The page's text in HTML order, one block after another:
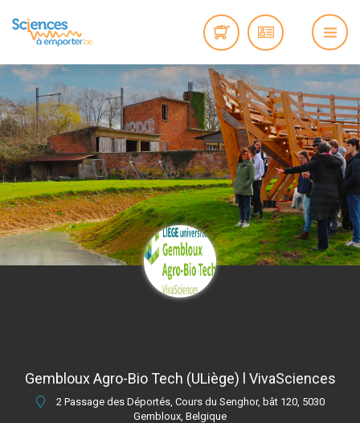
Gembloux Agro-Bio Tech (ULiège) l VivaSciences
2 Passage des Déportés, Cours du Senghor, bât 120, 5030
Gembloux, Belgique